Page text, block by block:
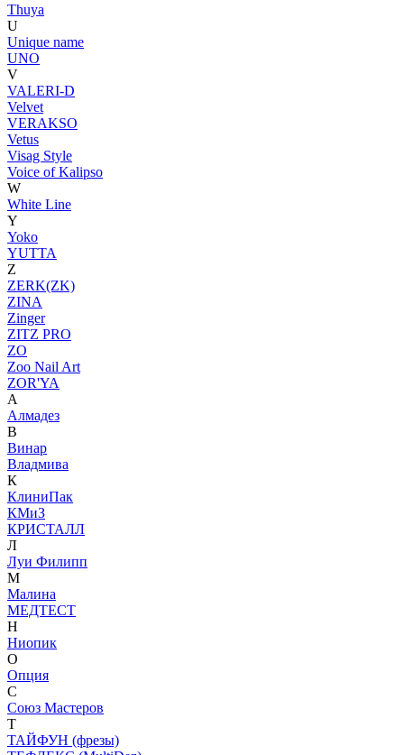
Thuya
U
Unique name
UNO
V
VALERI-D
Velvet
VERAKSO
Vetus
Visag Style
Voice of Kalipso
W
White Line
Y
Yoko
YUTTA
Z
ZERK(ZK)
ZINA
Zinger
ZITZ PRO
ZO
Zoo Nail Art
ZOR'YA
А
Алмадез
В
Винар
Владмива
К
КлиниПак
КМиЗ
КРИСТАЛЛ
Л
Луи Филипп
М
Малина
МЕДТЕСТ
Н
Ниопик
О
Опция
С
Союз Мастеров
Т
ТАЙФУН (фрезы)